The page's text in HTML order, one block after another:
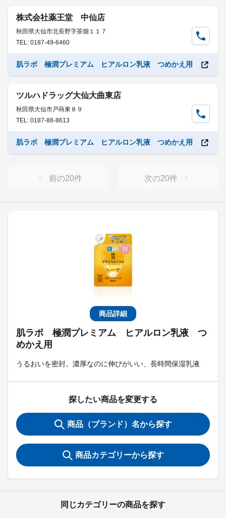
商品詳細
肌ラボ 極潤プレミアム ヒアルロン乳液 つ
めかえ用
うるおいを密封。濃厚なのに伸びがいい、長時間保湿乳液
探したい商品を変更する
商品（ブランド）名から探す
商品カテゴリーから探す
同じカテゴリーの商品を探す
株式会社薬王堂 中仙店
秋田県大仙市北長野字茶畑１１７
TEL: 0187-49-6460
肌ラボ 極潤プレミアム ヒアルロン乳液 つめかえ用
ツルハドラッグ大仙大曲東店
秋田県大仙市戸蒔東８９
TEL: 0187-88-8613
肌ラボ 極潤プレミアム ヒアルロン乳液 つめかえ用
前の20件 次の20件